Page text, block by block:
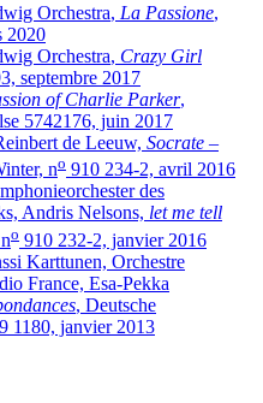
Orchestra, La Passione,
2020
Orchestra, Crazy Girl
septembre 2017
of Charlie Parker,
5742176, juin 2017
de Leeuw, Socrate –
no 910 234-2, avril 2016
des
Andris Nelsons, let me tell
o 910 232-2, janvier 2016
Karttunen, Orchestre
France, Esa-Pekka
, Deutsche
1180, janvier 2013